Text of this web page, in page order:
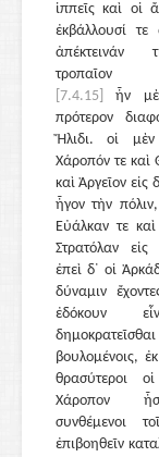
ἱππεῖς καὶ οἱ
ἐκβάλλουσί τε
ἀπέκτεινάν
τροπαῖον
[7.4.15]
ἦν
πρότερον
Ἤλιδι. οἱ
Χάροπόν τε καὶ
καὶ Ἀργεῖον εἰς
ἦγον τὴν
Εὐάλκαν τε
Στρατόλαν εἰς
ἐπεὶ δ᾽ οἱ
δύναμιν
ἐδόκουν
δημοκρατεῖσθαι
βουλομένοις,
θρασύτεροι
Χάροπον
συνθέμενοι
ἐπιβοηθεῖν